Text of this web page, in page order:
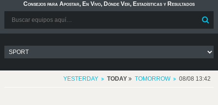
Consejos para Apostar, En Vivo, Dónde Ver, Estadísticas y Resultados
YESTERDAY TODAY TOMORROW 08/08 13:42